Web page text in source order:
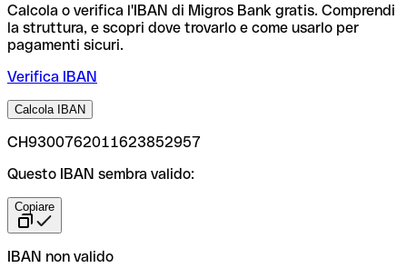
Calcola o verifica l'IBAN di Migros Bank gratis. Comprendi
la struttura, e scopri dove trovarlo e come usarlo per
pagamenti sicuri.
Verifica IBAN
Calcola IBAN
CH9300762011623852957
Questo IBAN sembra valido:
Copiare
IBAN non valido